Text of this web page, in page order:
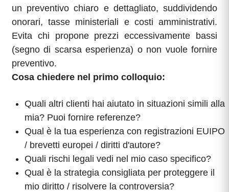
un preventivo chiaro e dettagliato, suddividendo
onorari, tasse ministeriali e costi amministrativi.
Evita chi propone prezzi eccessivamente bassi
(segno di scarsa esperienza) o non vuole fornire
preventivo.
Cosa chiedere nel primo colloquio:
Quali altri clienti hai aiutato in situazioni simili alla
mia? Puoi fornire referenze?
Qual è la tua esperienza con registrazioni EUIPO
/ brevetti europei / diritti d'autore?
Quali rischi legali vedi nel mio caso specifico?
Qual è la strategia consigliata per proteggere il
mio diritto / risolvere la controversia?